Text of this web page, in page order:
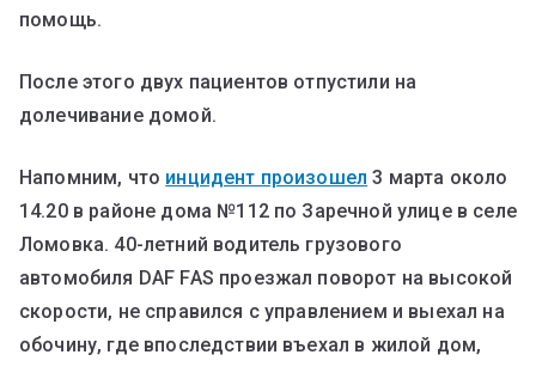
помощь.
После этого двух пациентов отпустили на
долечивание домой.
Напомним, что инцидент произошел 3 марта около
14.20 в районе дома №112 по Заречной улице в селе
Ломовка. 40-летний водитель грузового
автомобиля DAF FAS проезжал поворот на высокой
скорости, не справился с управлением и выехал на
обочину, где впоследствии въехал в жилой дом,